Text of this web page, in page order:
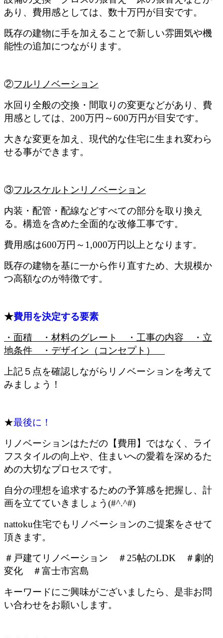
あり、費用感としては、数十万円が目安です。
既存の建物に手を加えることで新しい雰囲気や機
能性の追加につながります。
②フルリノベーション
水回り全般の交換・間取りの変更などがあり、費
用感としては、200万円～600万円が目安です。
大きな変更を加え、現代的な住宅に生まれ変わら
せる事ができます。
③フルスケルトンリノベーション
内装・配管・配線などすべての部分を取り換え
る。構造を含めた全面的な改修工事です。
費用感は600万円～1,000万円以上となります。
既存の建物を基に一から作り直すため、大規模か
つ高額なのが特徴です。
★費用を決定する要素
・面積 ・材料のグレート ・工事の内容 ・立
地条件 ・デザイン（コンセプト）
上記５点を確認しながらリノベーションを考えて
みましょう！
★最後に！
リノベーションはただの【費用】ではなく、ライ
フスタイルの向上や、住まいへの愛着を深めるた
めの大切なプロセスです。
自分の理想を追求するための予算感を把握し、計
画を立てていきましょう(#^.^#)
nattoku住宅でもリノベーションのご提案をさせて
頂きます。
＃戸建てリノベーション ＃25帖のLDK ＃劇的
変化 ＃富士市宮島
キーワードにご興味がございましたら、是非お問
い合わせをお願いします。